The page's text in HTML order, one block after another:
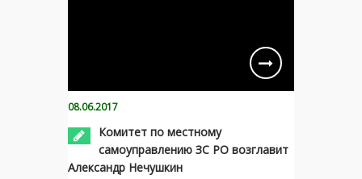
08.06.2017
Комитет по местному
самоуправлению ЗС РО возглавит
Александр Нечушкин